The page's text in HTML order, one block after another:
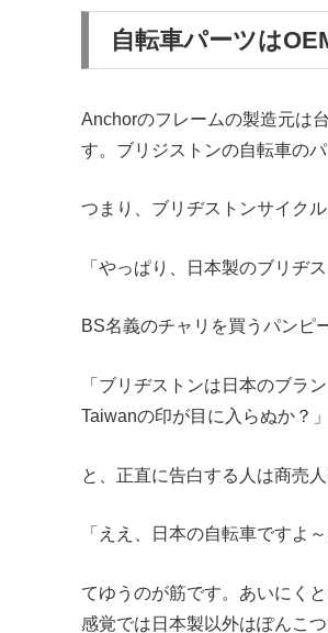
自転車パーツは
Anchorのフレームの製造元は
す。ブリジストンの自転車の
つまり、ブリヂストンサイク
「やっぱり、日本製のブリヂ
BS名義のチャリを買うパンピ
「ブリヂストンは日本のブラ
Taiwanの印が目に入らぬか？」
と、正直に告白する人は商売人
「ええ、日本の自転車ですよ
てゆうのが筋です。あいにく
感覚では日本製以外はぽんこつ